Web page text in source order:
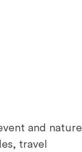
and nature
travel